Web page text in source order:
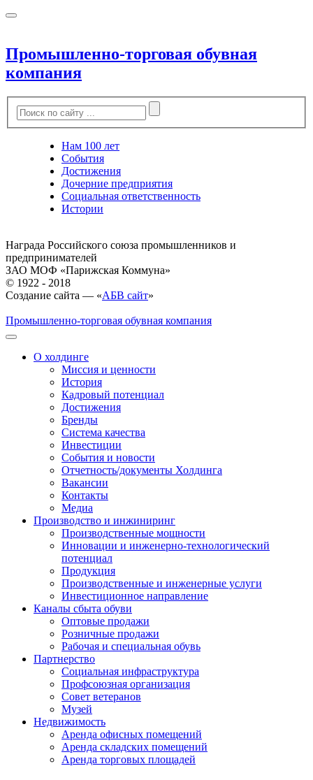
Промышленно-торговая обувная
компания
Нам 100 лет
События
Достижения
Дочерние предприятия
Социальная ответственность
Истории
Награда Российского союза промышленников и
предпринимателей
ЗАО МОФ «Парижская Коммуна»
© 1922 - 2018
Создание сайта — «АБВ сайт»
Промышленно-торговая обувная компания
О холдинге
Миссия и ценности
История
Кадровый потенциал
Достижения
Бренды
Система качества
Инвестиции
События и новости
Отчетность/документы Холдинга
Вакансии
Контакты
Медиа
Производство и инжиниринг
Производственные мощности
Инновации и инженерно-технологический
потенциал
Продукция
Производственные и инженерные услуги
Инвестиционное направление
Каналы сбыта обуви
Оптовые продажи
Розничные продажи
Рабочая и специальная обувь
Партнерство
Социальная инфраструктура
Профсоюзная организация
Совет ветеранов
Музей
Недвижимость
Аренда офисных помещений
Аренда складских помещений
Аренда торговых площадей